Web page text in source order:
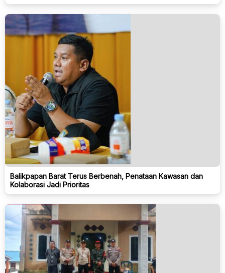
Balikpapan Barat Terus Berbenah, Penataan Kawasan dan
Kolaborasi Jadi Prioritas